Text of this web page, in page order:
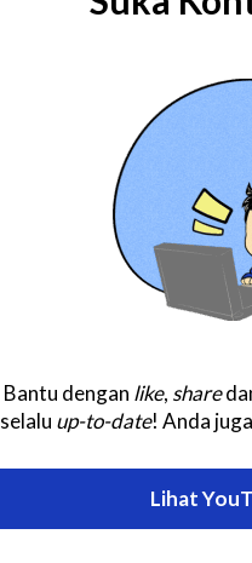
Bantu dengan like, share
selalu up-to-date! Anda
Lihat